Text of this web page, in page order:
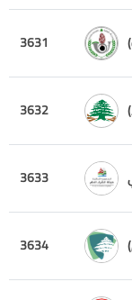
3631
3632
3633
3634